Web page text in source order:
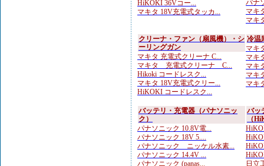
HiKOKI 36Vコー...
マキタ 18V充電式タッカ...
パナ
マキ
マキ
クリーナ・ファン（扇風機）・シ
ーリングガン
マキタ 充電式クリーナ C...
マキタ 充電式クリーナ C...
Hikoki コードレスク...
マキタ 18V充電式クリー...
HiKOKI コードレスク...
冷温
マキ
マキ
マキ
マキ
マキ
バッテリ・充電器（パナソニッ
ク）
パナソニック 10.8V電...
パナソニック 18V 5....
パナソニック ニッケル水素...
パナソニック 14.4V ...
パナソニック (panas...
バッ
（
日立